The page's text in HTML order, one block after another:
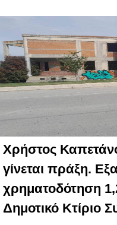
Χρήστος
γίνεται πράξη.
χρηματοδότηση
Δημοτικό Κτίριο